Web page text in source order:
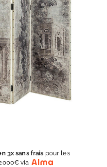
3x sans frais pour les
via